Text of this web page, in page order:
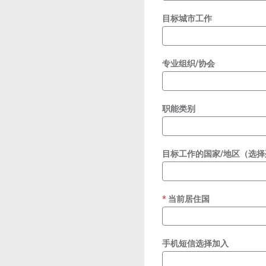
目标城市工作
专业组织/协会
职能类别
目标工作的国家/地区（选
当前居住国
required
手机短信选择加入